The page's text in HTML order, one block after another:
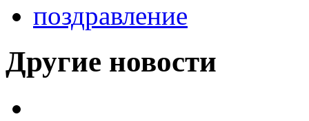
поздравление
Другие новости